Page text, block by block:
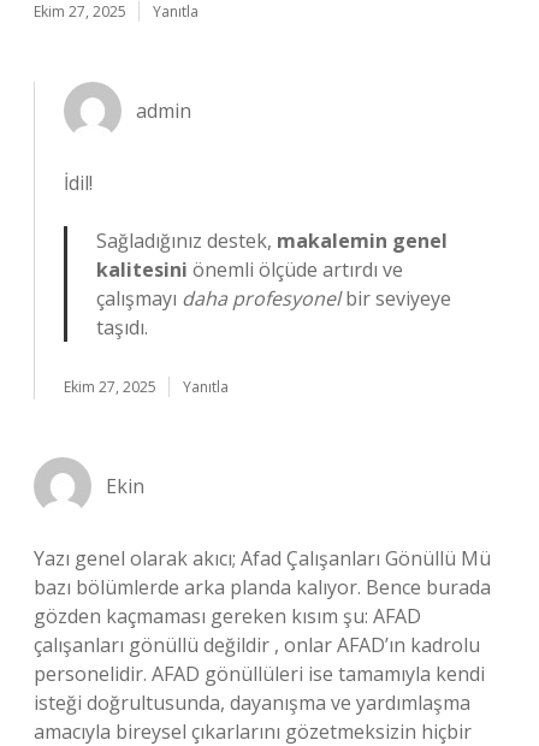
Ekim 27, 2025 Yanıtla
admin
İdil!
Sağladığınız destek, makalemin genel
kalitesini önemli ölçüde artırdı ve
çalışmayı daha profesyonelbir seviyeye
taşıdı.
Ekim 27, 2025 Yanıtla
Ekin
Yazı genel olarak akıcı; Afad Çalışanları Gönüllü Mü
bazı bölümlerde arka planda kalıyor. Bence burada
gözden kaçmaması gereken kısım şu: AFAD
çalışanları gönüllü değildir , onlar AFAD’ın kadrolu
personelidir. AFAD gönüllüleri ise tamamıyla kendi
isteği doğrultusunda, dayanışma ve yardımlaşma
amacıyla bireysel çıkarlarını gözetmeksizin hiçbir